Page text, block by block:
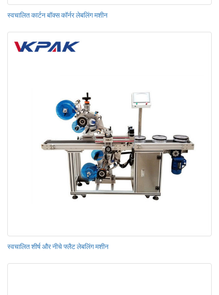
स्वचालित कार्टन बॉक्स कॉर्नर लेबलिंग मशीन
स्वचालित शीर्ष और नीचे फ्लैट लेबलिंग मशीन